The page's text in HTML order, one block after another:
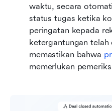
waktu, secara
status tugas ketika
peringatan kepada
ketergantungan telah
memastikan bahwa
memerlukan